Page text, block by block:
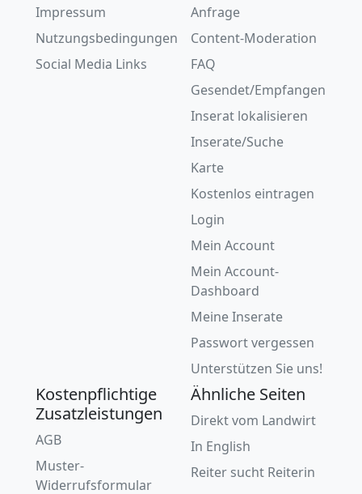
Impressum
Nutzungsbedingungen
Social Media Links
Anfrage
Content-Moderation
FAQ
Gesendet/Empfangen
Inserat lokalisieren
Inserate/Suche
Karte
Kostenlos eintragen
Login
Mein Account
Mein Account-
Dashboard
Meine Inserate
Passwort vergessen
Unterstützen Sie uns!
Kostenpflichtige
Zusatzleistungen
AGB
Muster-
Widerrufsformular
Ähnliche Seiten
Direkt vom Landwirt
In English
Reiter sucht Reiterin